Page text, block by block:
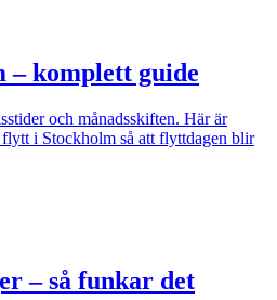
– komplett guide
och månadsskiften. Här är
i Stockholm så att flyttdagen blir
– så funkar det